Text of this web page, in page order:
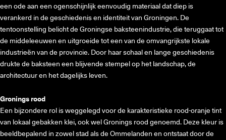
een ode aan een ogenschijnlijk eenvoudig materiaal dat diep is
verankerd in de geschiedenis en identiteit van Groningen. De
tentoonstelling belicht de Groningse baksteenindustrie, die teruggaat tot
de middeleeuwen en uitgroeide tot een van de omvangrijkste lokale
industrieën van de provincie. Door haar schaal en lange geschiedenis
drukte de baksteen een blijvende stempel op het landschap, de
architectuur en het dagelijks leven.
Gronings rood
Een bijzondere rol is weggelegd voor de karakteristieke rood-oranje tint
van lokaal gebakken klei, ook wel Gronings rood genoemd. Deze kleur is
beeldbepalend in zowel stad als de Ommelanden en ontstaat door de